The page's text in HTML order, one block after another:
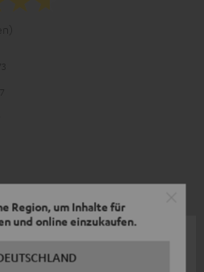
Region, um Inhalte für
und online einzukaufen.
…